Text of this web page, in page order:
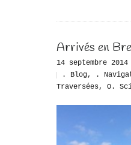
Arrivés en
14 septembre 2014
. Blog, .
Traversées, O.